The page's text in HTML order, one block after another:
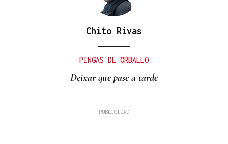
Chito Rivas
PINGAS DE ORBALLO
Deixar que pase a tarde